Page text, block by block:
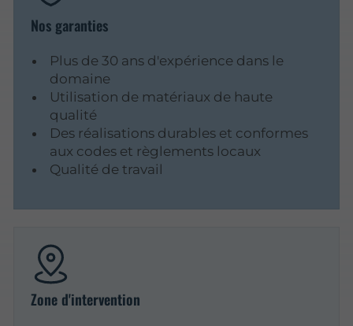
Nos garanties
Plus de 30 ans d'expérience dans le
domaine
Utilisation de matériaux de haute
qualité
Des réalisations durables et conformes
aux codes et règlements locaux
Qualité de travail
Zone d'intervention